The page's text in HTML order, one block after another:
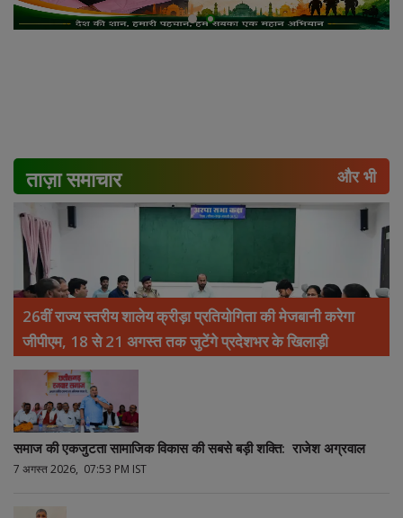
ताज़ा समाचार और भी
26वीं राज्य स्तरीय शालेय क्रीड़ा प्रतियोगिता की मेजबानी करेगा
जीपीएम, 18 से 21 अगस्त तक जुटेंगे प्रदेशभर के खिलाड़ी
समाज की एकजुटता सामाजिक विकास की सबसे बड़ी शक्ति: राजेश अग्रवाल
7 अगस्त 2026, 07:53 PM IST